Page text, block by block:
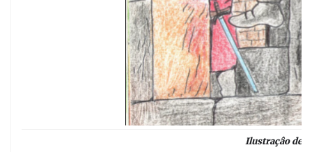
Ilustraçâo de